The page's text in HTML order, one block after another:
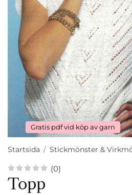
Gratis pdf vid köp av garn
Startsida / Stickmönster &
(0)
Topp